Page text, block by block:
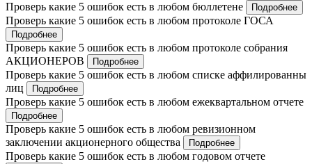
Проверь какие 5 ошибок есть в любом бюллетене Подробнее
Проверь какие 5 ошибок есть в любом протоколе ГОСА
Подробнее
Проверь какие 5 ошибок есть в любом протоколе собрания
АКЦИОНЕРОВ
Подробнее
Проверь какие 5 ошибок есть в любом списке аффилированны
лиц
Подробнее
Проверь какие 5 ошибок есть в любом ежеквартальном отчете
Подробнее
Проверь какие 5 ошибок есть в любом ревизионном
заключении акционерного общества
Подробнее
Проверь какие 5 ошибок есть в любом годовом отчете